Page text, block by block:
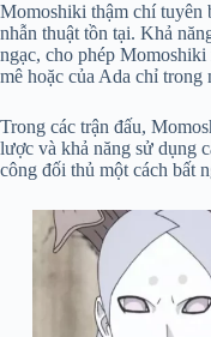
Momoshiki thậm chí tuyên
nhẫn thuật tồn tại. Khả
ngạc, cho phép
mê hoặc của Ada chỉ trong
Trong các trận đấu,
lược và khả năng sử dụng
công đối thủ một cách bất